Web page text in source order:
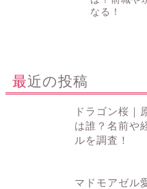
なる！
最近の投稿
ドラゴン桜｜
は誰？名前や
ルを調査！
マドモアゼル